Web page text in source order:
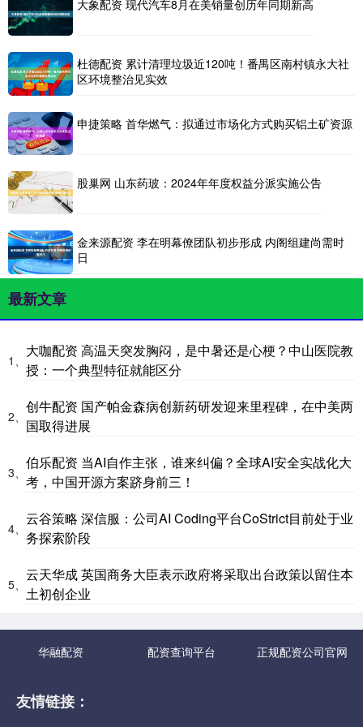
大象配资 现代汽车8月在美销量创历年同期新高
杜德配资 累计清理垃圾近120吨！番禺区南村镇永大社
区环境整治见实效
申捷策略 首华燃气：拟通过市场化方式购买铝土矿资源
股巢网 山东药玻：2024年年度权益分派实施公告
金来源配资 李在明幕僚团队初步形成 内阁组建尚需时
日
最新文章
1、
大咖配资 高温天突发胸闷，是中暑还是心梗？中山医院教
授：一个典型特征就能区分
2、
创牛配资 国产帕金森病创新药研发迎来里程碑，在中美两
国取得进展
3、
伯乐配资 当AI自作主张，谁来纠偏？全球AI安全实战化大
考，中国开源方案跻身前三！
4、
云谷策略 深信服：公司AI Coding平台CoStrict目前处于业
务探索阶段
5、
云天华成 英国商务大臣表示政府将采取出台政策以留住本
土初创企业
华融配资 配资查询平台 正规配资公司官网
友情链接：